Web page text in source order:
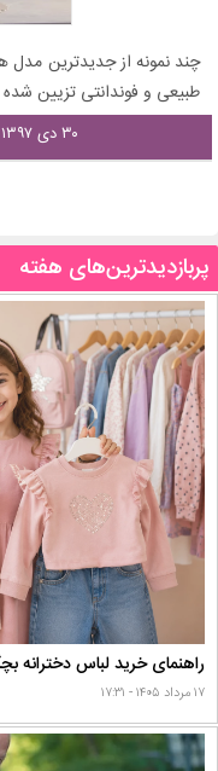
چند نمونه از جدیدترین
طبیعی و فوندانتی تزیین شده
۳۰ دی ۱۳۹۷ - ۱۱:۴۶
پربازدیدترین‌های هفته
راهنمای خرید لباس دخترانه
۱۷ مرداد ۱۴۰۵ - ۱۷:۳۱